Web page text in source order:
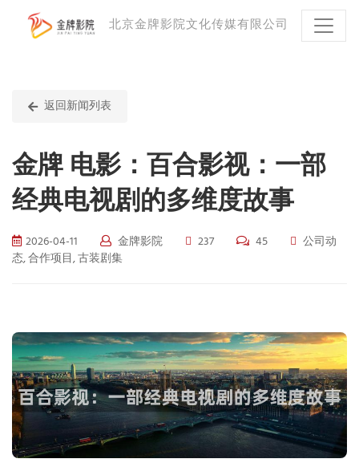
北京金牌影院文化传媒有限公司
返回新闻列表
金牌 电影：百合影视：一部
经典电视剧的多维度故事
2026-04-11 金牌影院 237 45
公司动
态, 合作项目, 古装剧集